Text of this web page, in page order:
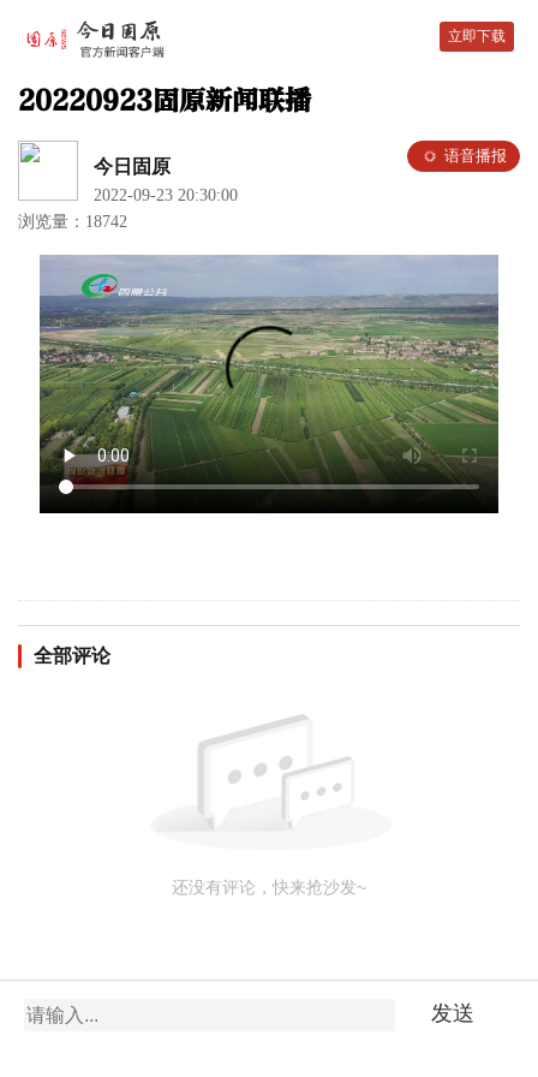
20220923固原新闻联播
今日固原
2022-09-23 20:30:00
浏览量：18742
语音播报
全部评论
还没有评论，快来抢沙发~
立即下载
发送